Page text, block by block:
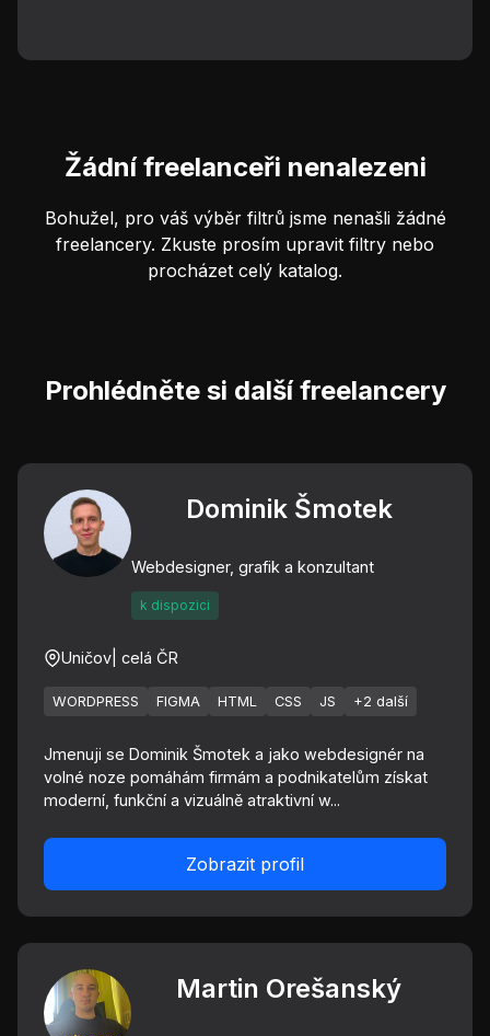
Žádní freelanceři nenalezeni
Bohužel, pro váš výběr filtrů jsme nenašli žádné
freelancery. Zkuste prosím upravit filtry nebo
procházet celý katalog.
Prohlédněte si další freelancery
Dominik Šmotek
Webdesigner, grafik a konzultant
k dispozici
Uničov | celá ČR
WORDPRESS FIGMA HTML CSS JS +2 další
Jmenuji se Dominik Šmotek a jako webdesignér na
volné noze pomáhám firmám a podnikatelům získat
moderní, funkční a vizuálně atraktivní w...
Zobrazit profil
Martin Orešanský